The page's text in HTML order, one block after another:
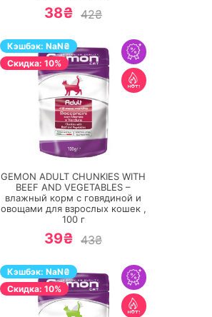
38₴ 42₴
Кэшбэк: NaN₴
Cкидка: 10%
ПЕРЕЙТИ
GEMON ADULT CHUNKIES WITH
BEEF AND VEGETABLES –
влажный корм с говядиной и
овощами для взрослых кошек ,
100г
39₴ 43₴
Кэшбэк: NaN₴
Cкидка: 10%